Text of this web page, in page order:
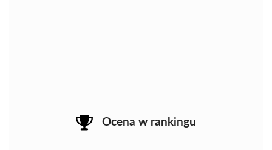
Ocena w rankingu